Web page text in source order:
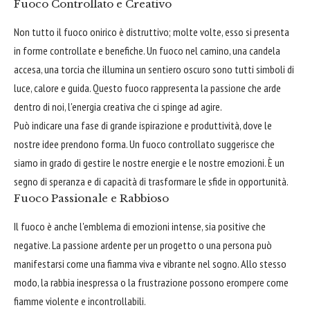
Fuoco Controllato e Creativo
Non tutto il fuoco onirico è distruttivo; molte volte, esso si presenta
in forme controllate e benefiche. Un fuoco nel camino, una candela
accesa, una torcia che illumina un sentiero oscuro sono tutti simboli di
luce, calore e guida. Questo fuoco rappresenta la passione che arde
dentro di noi, l'energia creativa che ci spinge ad agire.
Può indicare una fase di grande ispirazione e produttività, dove le
nostre idee prendono forma. Un fuoco controllato suggerisce che
siamo in grado di gestire le nostre energie e le nostre emozioni. È un
segno di speranza e di capacità di trasformare le sfide in opportunità.
Fuoco Passionale e Rabbioso
Il fuoco è anche l'emblema di emozioni intense, sia positive che
negative. La passione ardente per un progetto o una persona può
manifestarsi come una fiamma viva e vibrante nel sogno. Allo stesso
modo, la rabbia inespressa o la frustrazione possono erompere come
fiamme violente e incontrollabili.